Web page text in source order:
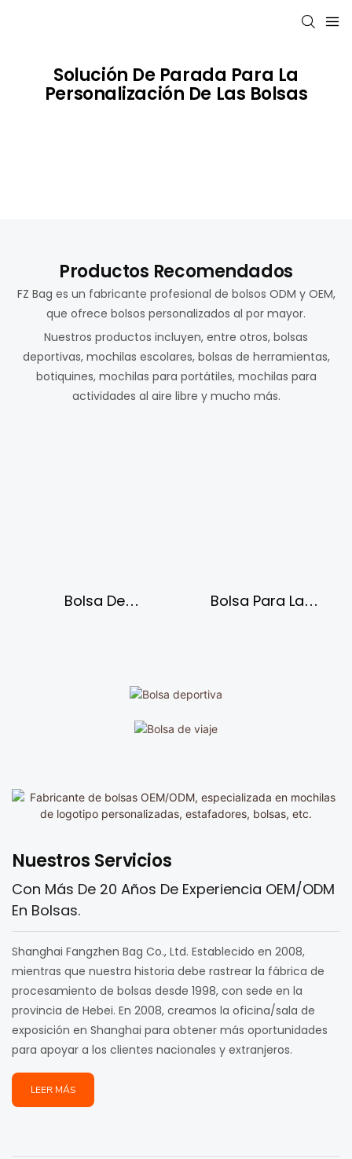
Solución De Parada Para La
Personalización De Las Bolsas
Productos Recomendados
FZ Bag es un fabricante profesional de bolsos ODM y OEM,
que ofrece bolsos personalizados al por mayor.
Nuestros productos incluyen, entre otros, bolsas
deportivas, mochilas escolares, bolsas de herramientas,
botiquines, mochilas para portátiles, mochilas para
actividades al aire libre y mucho más.
Bolsa De
Bolsa Para La
Bolsa Deportiva
Bolsa De Viaje
Nuestros Servicios
Con Más De 20 Años De Experiencia OEM/ODM
En Bolsas.
Shanghai Fangzhen Bag Co., Ltd. Establecido en 2008,
mientras que nuestra historia debe rastrear la fábrica de
procesamiento de bolsas desde 1998, con sede en la
provincia de Hebei. En 2008, creamos la oficina/sala de
exposición en Shanghai para obtener más oportunidades
para apoyar a los clientes nacionales y extranjeros.
LEER MÁS